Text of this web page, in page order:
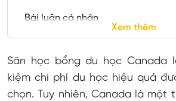
Bài luận cá nhân
Thư giới thiệu từ giáo viên
Hoạt động ngoại khóa
Sơ yếu lý lịch
Xem thêm
Săn học bổng du học Canada
kiệm chi phí du học hiệu quả
chọn. Tuy nhiên, Canada là một